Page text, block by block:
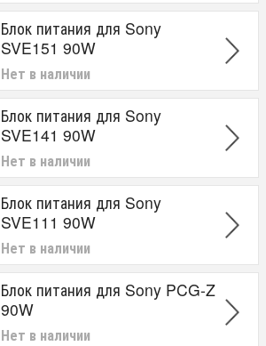
Блок питания для Sony
SVE151 90W
Нет в наличии
Блок питания для Sony
SVE141 90W
Нет в наличии
Блок питания для Sony
SVE111 90W
Нет в наличии
Блок питания для Sony PCG-Z
90W
Нет в наличии